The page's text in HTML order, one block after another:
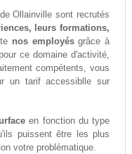
Ollainville sont recrutés
leurs formations,
nos employésgrâce à
ce domaine d'activité,
compétents, vous
un tarif accessiblle sur
en fonction du type
puissent être les plus
votre problématique.